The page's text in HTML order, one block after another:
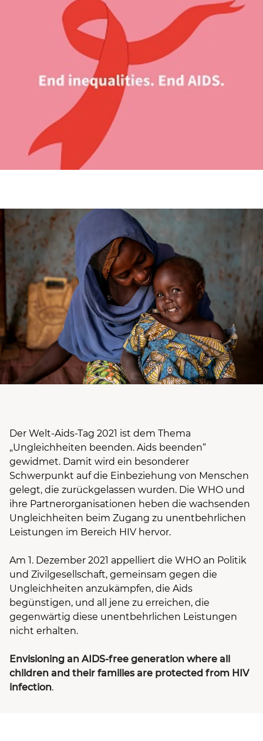
Der Welt-Aids-Tag 2021 ist dem Thema
„Ungleichheiten beenden. Aids beenden“
gewidmet. Damit wird ein besonderer
Schwerpunkt auf die Einbeziehung von Menschen
gelegt, die zurückgelassen wurden. Die WHO und
ihre Partnerorganisationen heben die wachsenden
Ungleichheiten beim Zugang zu unentbehrlichen
Leistungen im Bereich HIV hervor.
Am 1. Dezember 2021 appelliert die WHO an Politik
und Zivilgesellschaft, gemeinsam gegen die
Ungleichheiten anzukämpfen, die Aids
begünstigen, und all jene zu erreichen, die
gegenwärtig diese unentbehrlichen Leistungen
nicht erhalten.
Envisioning an AIDS-free generation where all
children and their families are protected from HIV
infection.